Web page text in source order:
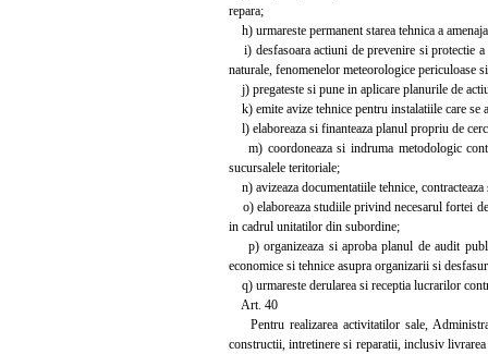
repara;
h) urmareste permanent starea tehnica a
i) desfasoara actiuni de prevenire si protectie
naturale, fenomenelor meteorologice periculoase
j) pregateste si pune in aplicare planurile de
k) emite avize tehnice pentru instalatiile care se
l) elaboreaza si finanteaza planul propriu de
m) coordoneaza si indruma metodologic
sucursalele teritoriale;
n) avizeaza documentatiile tehnice,
o) elaboreaza studiile privind necesarul fortei
in cadrul unitatilor din subordine;
p) organizeaza si aproba planul de audit
economice si tehnice asupra organizarii si
q) urmareste derularea si receptia lucrarilor
Art. 40
Pentru realizarea activitatilor sale,
constructii, intretinere si reparatii, inclusiv